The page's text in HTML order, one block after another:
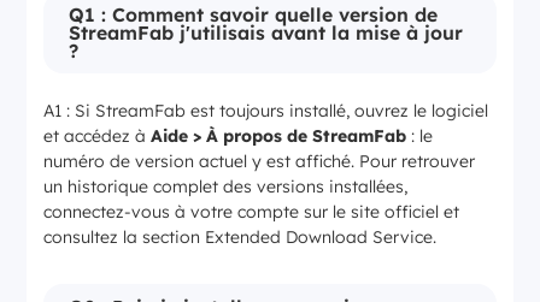
Q1 : Comment savoir quelle version de
StreamFab j'utilisais avant la mise à jour
?
A1 : Si StreamFab est toujours installé, ouvrez le logiciel
et accédez àAide > À propos de StreamFab : le
numéro de version actuel y est affiché. Pour retrouver
un historique complet des versions installées,
connectez-vous à votre compte sur le site officiel et
consultez la section Extended Download Service.